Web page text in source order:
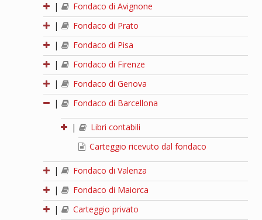
|
Fondaco di Avignone
|
Fondaco di Prato
|
Fondaco di Pisa
|
Fondaco di Firenze
|
Fondaco di Genova
|
Fondaco di Barcellona
|
Libri contabili
Carteggio ricevuto dal fondaco
|
Fondaco di Valenza
|
Fondaco di Maiorca
|
Carteggio privato